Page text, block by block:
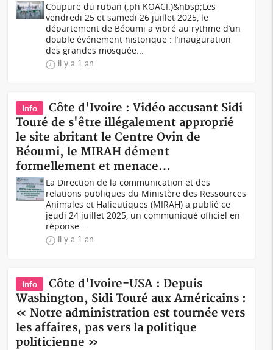
Coupure du ruban (.ph KOACI.)&nbsp;Les
vendredi 25 et samedi 26 juillet 2025, le
département de Béoumi a vibré au rythme d’un
double événement historique : l’inauguration
des grandes mosquée...
il y a 1 an
Info
Côte d'Ivoire : Vidéo accusant Sidi
Touré de s'être illégalement approprié
le site abritant le Centre Ovin de
Béoumi, le MIRAH dément
formellement et menace…
La Direction de la communication et des
relations publiques du Ministère des Ressources
Animales et Halieutiques (MIRAH) a publié ce
jeudi 24 juillet 2025, un communiqué officiel en
réponse...
il y a 1 an
Info
Côte d'Ivoire-USA : Depuis
Washington, Sidi Touré aux Américains :
« Notre administration est tournée vers
les affaires, pas vers la politique
politicienne »